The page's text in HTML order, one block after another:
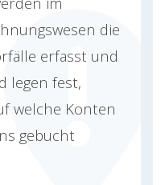
die
erfasst und
legen fest,
welche Konten
gebucht